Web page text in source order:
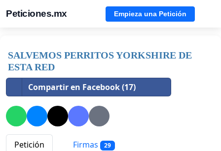
Peticiones.mx Empieza una Petición
SALVEMOS PERRITOS YORKSHIRE DE
ESTA RED
Compartir en Facebook (17)
Petición Firmas 29